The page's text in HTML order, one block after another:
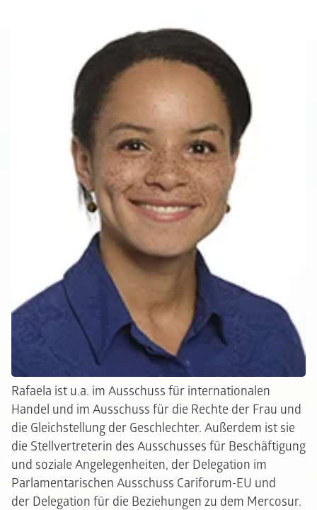
Rafaela ist u.a. im Ausschuss für internationalen
Handel und im Ausschuss für die Rechte der Frau und
die Gleichstellung der Geschlechter. Außerdem ist sie
die Stellvertreterin des Ausschusses für Beschäftigung
und soziale Angelegenheiten, der Delegation im
Parlamentarischen Ausschuss Cariforum-EU und
der Delegation für die Beziehungen zu dem Mercosur.